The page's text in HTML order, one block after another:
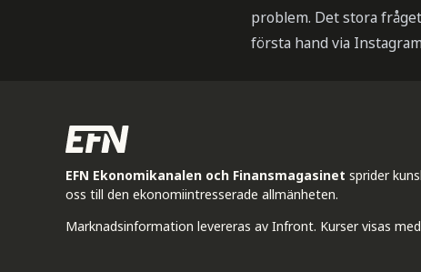
problem. Det stora
första hand via
EFN Ekonomikanalen och Finansmagasinet sprider
oss till den ekonomiintresserade allmänheten.
Marknadsinformation levereras av Infront. Kurser visas